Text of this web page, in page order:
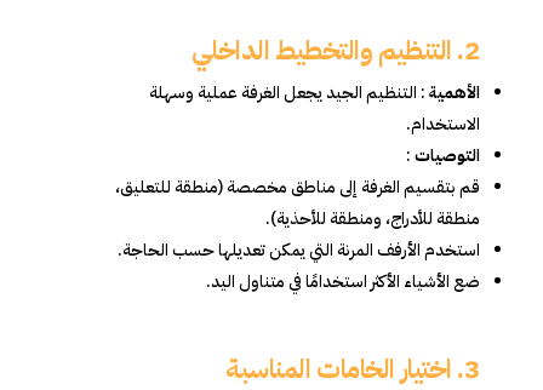
2. التنظيم والتخطيط الداخلي
الأهمية: التنظيم الجيد يجعل الغرفة عملية وسهلة
الاستخدام.
التوصيات:
قم بتقسيم الغرفة إلى مناطق مخصصة (منطقة للتعليق،
منطقة للأدراج، ومنطقة للأحذية).
استخدم الأرفف المرنة التي يمكن تعديلها حسب الحاجة.
ضع الأشياء الأكثر استخدامًا في متناول اليد.
3. اختيار الخامات المناسبة